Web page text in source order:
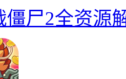
僵尸2全资源